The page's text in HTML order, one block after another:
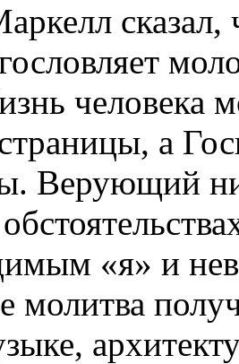
человека
а
Верующий
«я» и
молитва